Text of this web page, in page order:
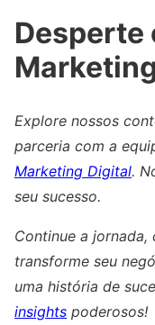
Desperte
Explore nossos
parceria com a
Marketing Digital.
seu sucesso.
Continue a
transforme seu
uma história de
insights poderosos!